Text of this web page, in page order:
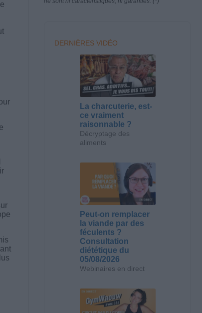
DERNIÈRES VIDÉO
La charcuterie, est-
ce vraiment
raisonnable ?
Décryptage des
aliments
Peut-on remplacer
la viande par des
féculents ?
Consultation
diététique du
05/08/2026
Webinaires en direct